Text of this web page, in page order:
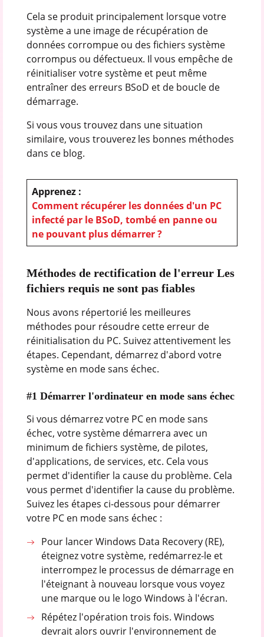
Cela se produit principalement lorsque votre
système a une image de récupération de
données corrompue ou des fichiers système
corrompus ou défectueux. Il vous empêche de
réinitialiser votre système et peut même
entraîner des erreurs BSoD et de boucle de
démarrage.
Si vous vous trouvez dans une situation
similaire, vous trouverez les bonnes méthodes
dans ce blog.
Apprenez :
Comment récupérer les données d'un PC
infecté par le BSoD, tombé en panne ou
ne pouvant plus démarrer ?
Méthodes de rectification de l'erreur Les
fichiers requis ne sont pas fiables
Nous avons répertorié les meilleures
méthodes pour résoudre cette erreur de
réinitialisation du PC. Suivez attentivement les
étapes. Cependant, démarrez d'abord votre
système en mode sans échec.
#1 Démarrer l'ordinateur en mode sans échec
Si vous démarrez votre PC en mode sans
échec, votre système démarrera avec un
minimum de fichiers système, de pilotes,
d'applications, de services, etc. Cela vous
permet d'identifier la cause du problème. Cela
vous permet d'identifier la cause du problème.
Suivez les étapes ci-dessous pour démarrer
votre PC en mode sans échec :
Pour lancer Windows Data Recovery (RE),
éteignez votre système, redémarrez-le et
interrompez le processus de démarrage en
l'éteignant à nouveau lorsque vous voyez
une marque ou le logo Windows à l'écran.
Répétez l'opération trois fois. Windows
devrait alors ouvrir l'environnement de